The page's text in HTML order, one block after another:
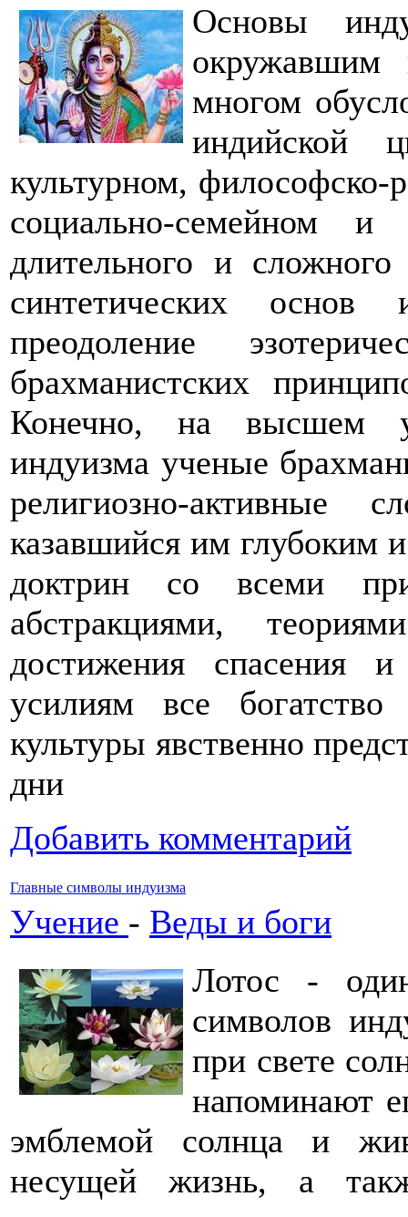
Основы
окружавшим
многом
индийской
культурном, философско-
социально-семейном
длительного и сложного
синтетических основ
преодоление
брахманистских
Конечно, на высшем
индуизма ученые
религиозно-активные
казавшийся им глубоким
доктрин со всеми
абстракциями,
достижения спасения
усилиям все богатство
культуры явственно
дни
Добавить комментарий
Главные символы индуизма
Учение - Веды и боги
Лотос -
символов
при свете
напоминают
эмблемой солнца и
несущей жизнь, а